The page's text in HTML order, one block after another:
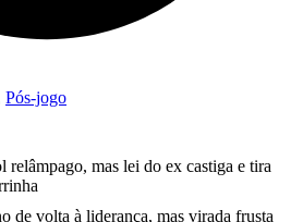
Pós-jogo
relâmpago, mas lei do ex castiga e tira
de volta à liderança, mas virada frusta